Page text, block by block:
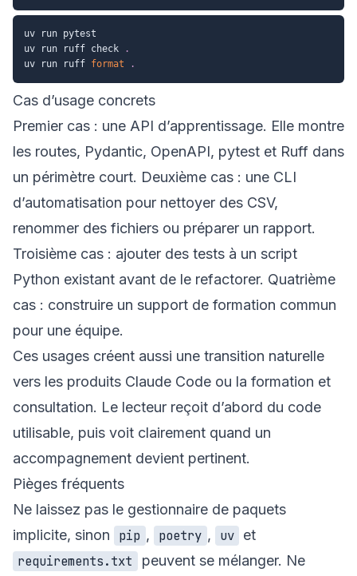
uv run pytest
uv run ruff check
.
uv run ruff format .
Cas d’usage concrets
Premier cas : une API d’apprentissage. Elle montre
les routes, Pydantic, OpenAPI, pytest et Ruff dans
un périmètre court. Deuxième cas : une CLI
d’automatisation pour nettoyer des CSV,
renommer des fichiers ou préparer un rapport.
Troisième cas : ajouter des tests à un script
Python existant avant de le refactorer. Quatrième
cas : construire un support de formation commun
pour une équipe.
Ces usages créent aussi une transition naturelle
vers les produits Claude Code ou la formation et
consultation. Le lecteur reçoit d’abord du code
utilisable, puis voit clairement quand un
accompagnement devient pertinent.
Pièges fréquents
Ne laissez pas le gestionnaire de paquets
implicite, sinon
pip , poetry , uv et
requirements.txt
peuvent se mélanger. Ne